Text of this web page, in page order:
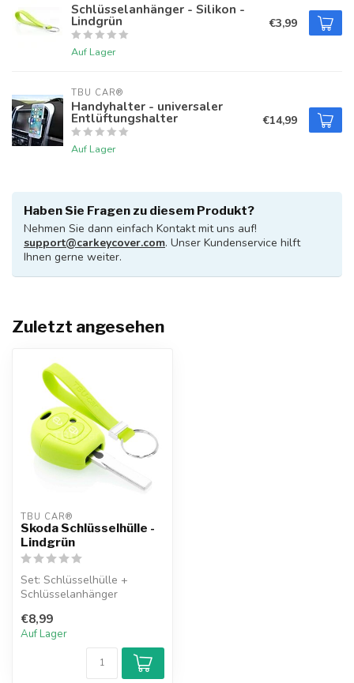
Schlüsselanhänger - Silikon -
Lindgrün
Auf Lager
€3,99
TBU CAR®
Handyhalter - universaler
Entlüftungshalter
Auf Lager
€14,99
Haben Sie Fragen zu diesem Produkt?
Nehmen Sie dann einfach Kontakt mit uns auf!
support@carkeycover.com. Unser Kundenservice hilft
Ihnen gerne weiter.
Zuletzt angesehen
TBU CAR®
Skoda Schlüsselhülle -
Lindgrün
Set: Schlüsselhülle +
Schlüsselanhänger
€8,99
Auf Lager